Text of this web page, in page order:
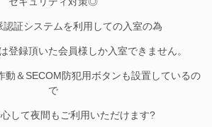
認証システムを利用しての入室の為
登録頂いた会員様しか入室できません。
動＆SECOM防犯用ボタンも設置しているの
で
して夜間もご利用いただけます?